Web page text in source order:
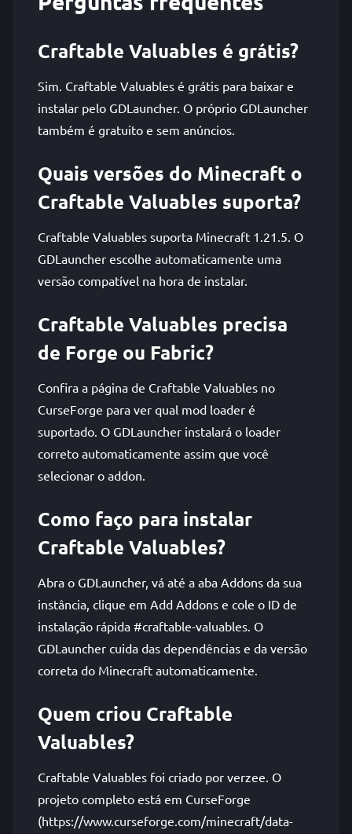
Craftable Valuables é grátis?
Sim. Craftable Valuables é grátis para baixar e
instalar pelo GDLauncher. O próprio GDLauncher
também é gratuito e sem anúncios.
Quais versões do Minecraft o
Craftable Valuables suporta?
Craftable Valuables suporta Minecraft 1.21.5. O
GDLauncher escolhe automaticamente uma
versão compatível na hora de instalar.
Craftable Valuables precisa
de Forge ou Fabric?
Confira a página de Craftable Valuables no
CurseForge para ver qual mod loader é
suportado. O GDLauncher instalará o loader
correto automaticamente assim que você
selecionar o addon.
Como faço para instalar
Craftable Valuables?
Abra o GDLauncher, vá até a aba Addons da sua
instância, clique em Add Addons e cole o ID de
instalação rápida #craftable-valuables. O
GDLauncher cuida das dependências e da versão
correta do Minecraft automaticamente.
Quem criou Craftable
Valuables?
Craftable Valuables foi criado por verzee. O
projeto completo está em CurseForge
(https://www.curseforge.com/minecraft/data-